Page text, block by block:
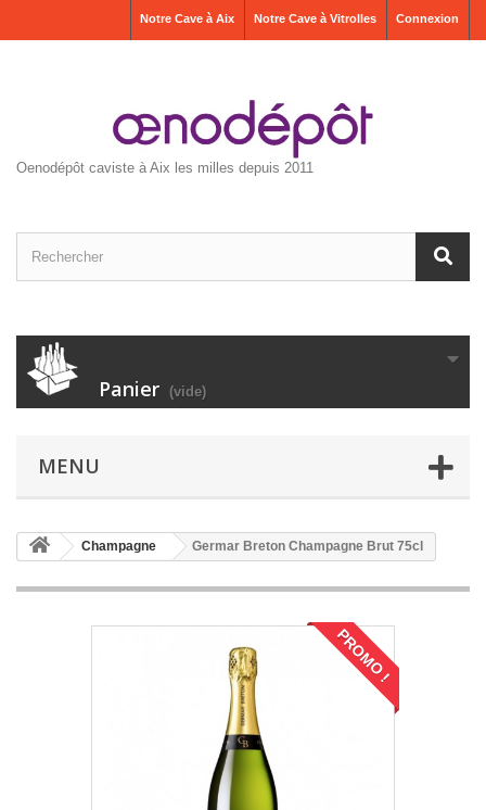
Connexion
Notre Cave à Vitrolles
Notre Cave à Aix
Oenodépôt caviste à Aix les milles depuis 2011
Panier (vide)
MENU
Champagne Germar Breton Champagne Brut 75cl
PROMO !